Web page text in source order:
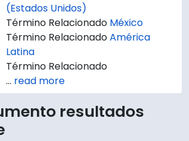
(Estados Unidos)
Término Relacionado México
Término RelacionadoAmérica
Latina
Término Relacionado
… read more
resultados